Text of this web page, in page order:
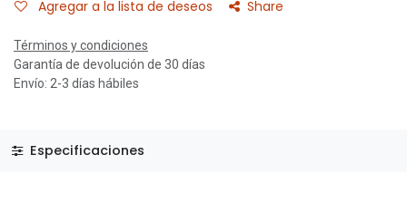
Agregar a la lista de deseos Share
Términos y condiciones
Garantía de devolución de 30 días
Envío: 2-3 días hábiles
Especificaciones